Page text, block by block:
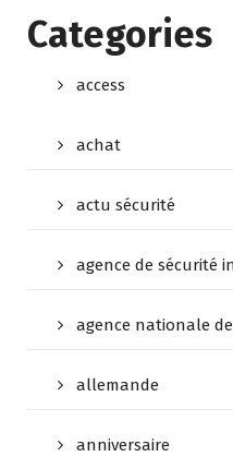
Categories
access
achat
actu sécurité
agence de sécurité
agence nationale
allemande
anniversaire